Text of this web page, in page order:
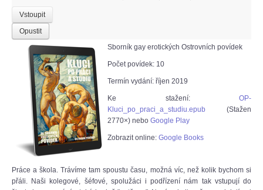
Vstoupit
Opustit
Sborník gay erotických Ostrovních povídek
Počet povídek: 10
Termín vydání: říjen 2019
Ke stažení: OP-
Kluci_po_praci_a_studiu.epub (Stažen
2770×) nebo Google Play
Zobrazit online: Google Books
Práce a škola. Trávíme tam spoustu času, možná víc, než kolik bychom si
přáli. Naši kolegové, šéfové, spolužáci i podřízení nám tak vstupují do